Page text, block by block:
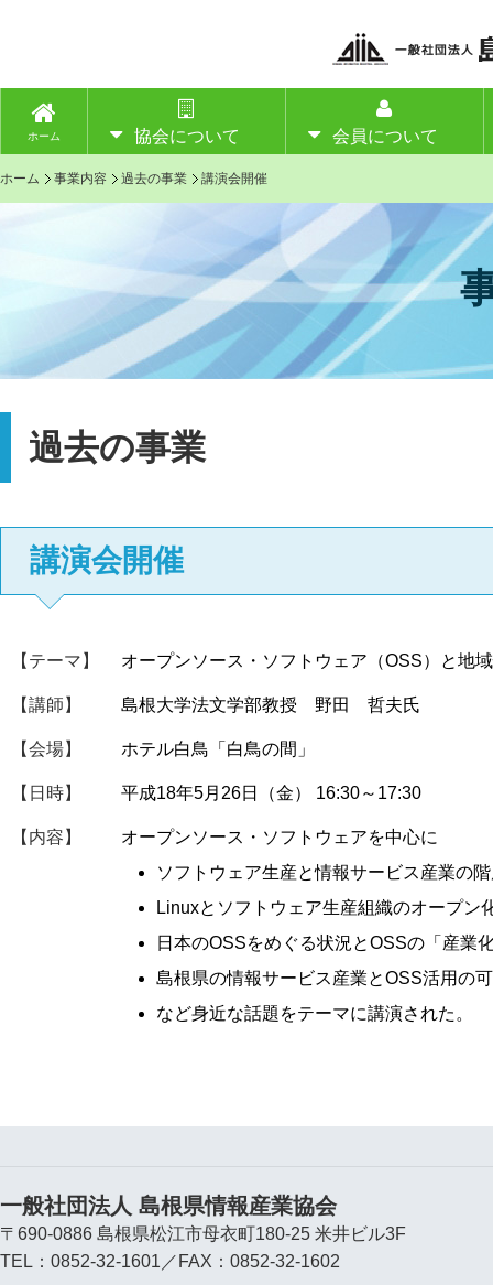
ホーム 協会について 会員について
ホーム 事業内容 過去の事業 講演会開催
過去の事業
講演会開催
【テーマ】 オープンソース・ソフトウェア（OSS）と地
【講師】 島根大学法文学部教授 野田 哲夫氏
【会場】 ホテル白鳥「白鳥の間」
【日時】 平成18年5月26日（金） 16:30～17:30
【内容】
オープンソース・ソフトウェアを中心に
ソフトウェア生産と情報サービス産業の
Linuxとソフトウェア生産組織のオープン
日本のOSSをめぐる状況とOSSの「産業
島根県の情報サービス産業とOSS活用の
など身近な話題をテーマに講演された。
一般社団法人 島根県情報産業協会
〒690-0886 島根県松江市母衣町180-25 米井ビル3F
TEL：0852-32-1601／FAX：0852-32-1602